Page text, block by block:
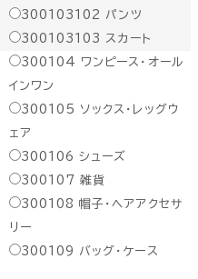
300103102
パンツ
300103103
スカート
300104
ワンピース・オール
インワン
300105
ソックス・レッグウ
ェア
300106 シューズ
300107 雑貨
300108 帽子・ヘアアクセサ
リー
300109
バッグ・ケース